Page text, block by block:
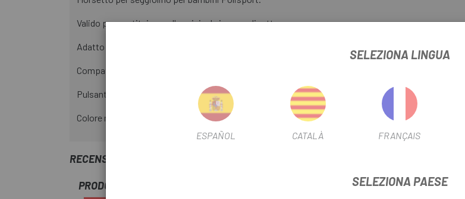
Valido per sostituire quello originale in caso di rottura.
Adatto per essere montato su due biciclette e per cambiare comodamente il seggiolino da una bici
Compatibile con i seggiolini per bambini: Wall-Boodie-Guppy.
Pulsante di facile pressione per estrarre comodamente il seggiolino.
Colore nero e rosso.
RECENSIONI TRUSTED SHOPS
PRODOTTI SIMILI
SELEZIONA LINGUA
ESPAÑOL CATALÀ FRANÇAIS
SELEZIONA PAESE